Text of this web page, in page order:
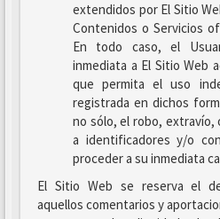
extendidos por El Sitio
Contenidos o Servicios
En todo caso, el
inmediata a El Sitio Web
que permita el uso
registrada en dichos
no sólo, el robo, extravío,
a identificadores y/o
proceder a su inmediata
El Sitio Web se reserva el
aquellos comentarios y